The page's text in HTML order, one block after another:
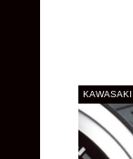
KAWASAKI